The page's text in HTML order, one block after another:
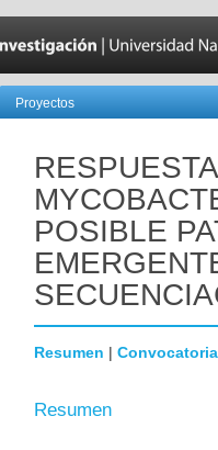
Proyectos
POSIBLE
Resumen | Convocatoria
Resumen